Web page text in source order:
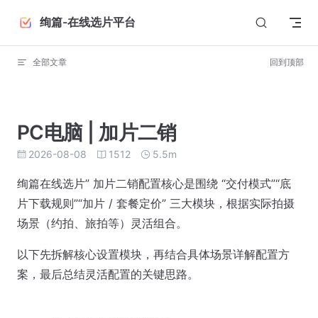
Skip to content
绚篇-在线选片平台
全部文章 回到顶部
PC电脑 | 加片二销
2026-08-08 1512 5.5m
绚篇在线选片” 加片二销配置核心是围绕 “交付模式”“底
片下载规则”“加片 / 套餐定价” 三大模块，根据实际拍摄
场景（约拍、旅拍等）灵活组合。
以下先拆解核心设置模块，再结合具体场景详解配置方
案，最后总结灵活配置的关键思路。